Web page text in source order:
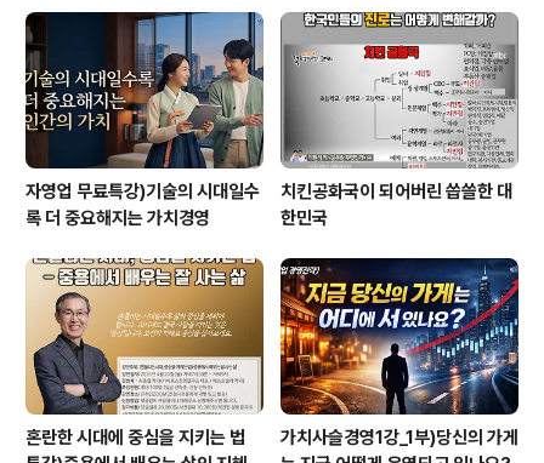
자영업 무료특강)기술의 시대일수
록 더 중요해지는 가치경영
치킨공화국이 되어버린 씁쓸한 대
한민국
혼란한 시대에 중심을 지키는 법
가치사슬경영1강_1부)당신의 가게